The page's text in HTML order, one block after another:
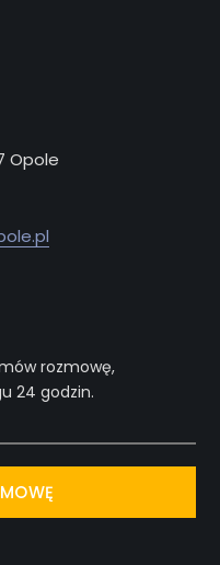
Opole
rozmowę,
24 godzin.